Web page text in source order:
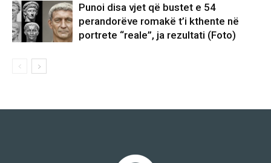
Punoi disa vjet që bustet e 54
perandorëve romakë t’i kthente në
portrete “reale”, ja rezultati (Foto)